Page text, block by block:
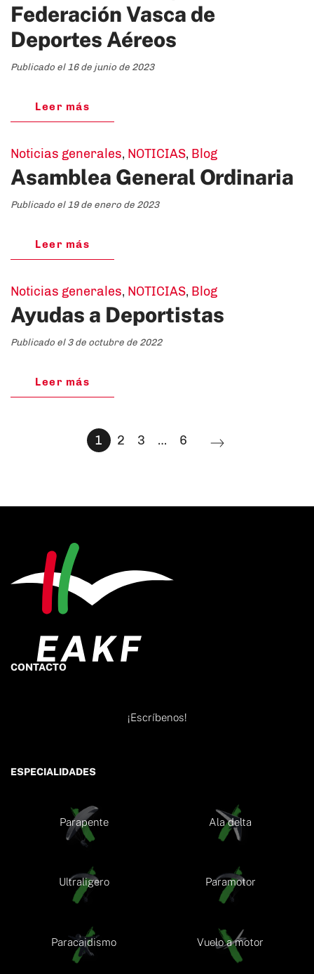
Federación Vasca de
Deportes Aéreos
Publicado el 16 de junio de 2023
Leer más
Noticias generales, NOTICIAS, Blog
Asamblea General Ordinaria
Publicado el 19 de enero de 2023
Leer más
Noticias generales, NOTICIAS, Blog
Ayudas a Deportistas
Publicado el 3 de octubre de 2022
Leer más
1 2 3 … 6
CONTACTO
¡Escríbenos!
ESPECIALIDADES
Parapente
Ultraligero
Ala delta
Paramotor
Paracaidismo Vuelo a motor